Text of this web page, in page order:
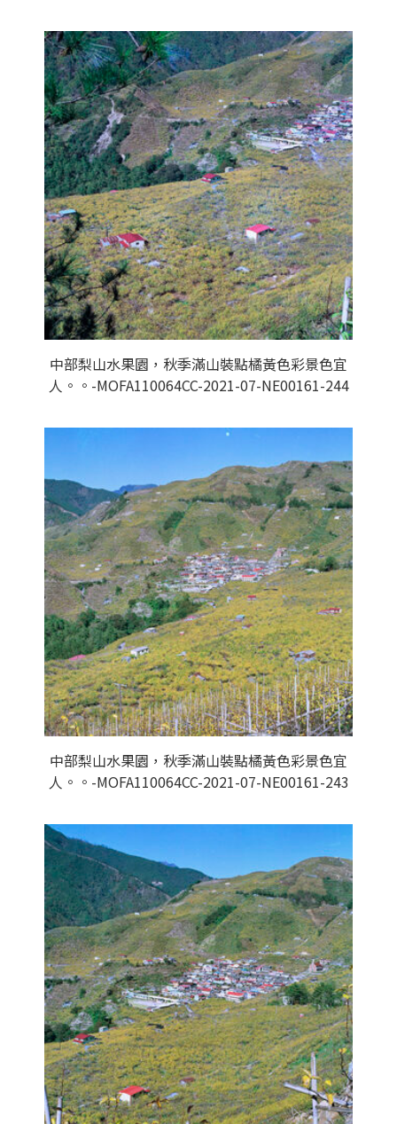
中部梨山水果園，秋季滿山裝點橘黃色彩景色宜
人。。-MOFA110064CC-2021-07-NE00161-244
中部梨山水果園，秋季滿山裝點橘黃色彩景色宜
人。。-MOFA110064CC-2021-07-NE00161-243